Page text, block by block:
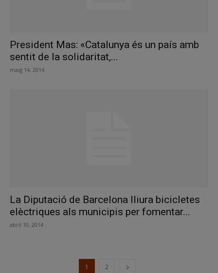
President Mas: «Catalunya és un país amb
sentit de la solidaritat,...
maig 14, 2014
La Diputació de Barcelona lliura bicicletes
elèctriques als municipis per fomentar...
abril 10, 2014
1 2